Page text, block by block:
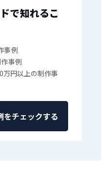
で知れるこ
事例
事例
万円以上の制作事
をチェックする